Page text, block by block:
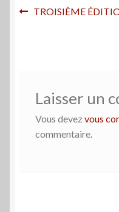
Navigation
Article
TROISIÈME
Laisser un
Vous devez vous
commentaire.